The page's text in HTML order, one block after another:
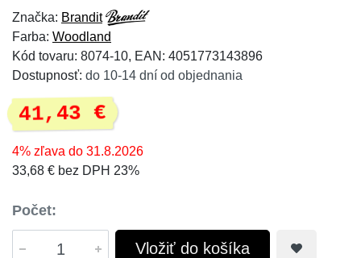
Značka: Brandit
Farba: Woodland
Kód tovaru: 8074-10, EAN: 4051773143896
Dostupnosť: do 10-14 dní od objednania
41,43 €
4% zľava do 31.8.2026
33,68 € bez DPH 23%
Počet:
Vložiť do košíka